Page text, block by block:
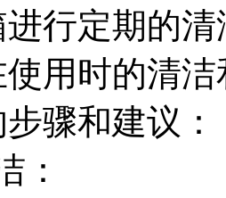
行定期的
用时的清
骤和建议：
：